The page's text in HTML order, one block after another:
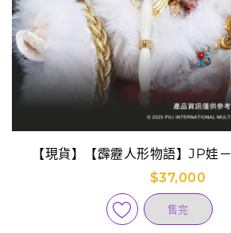
【現貨】【霹靂人形物語】JP娃
$37,000
售完